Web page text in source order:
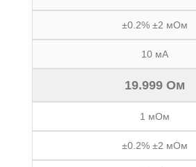
±0.2% ±2 мОм
10 мА
19.999 Ом
1 мОм
±0.2% ±2 мОм